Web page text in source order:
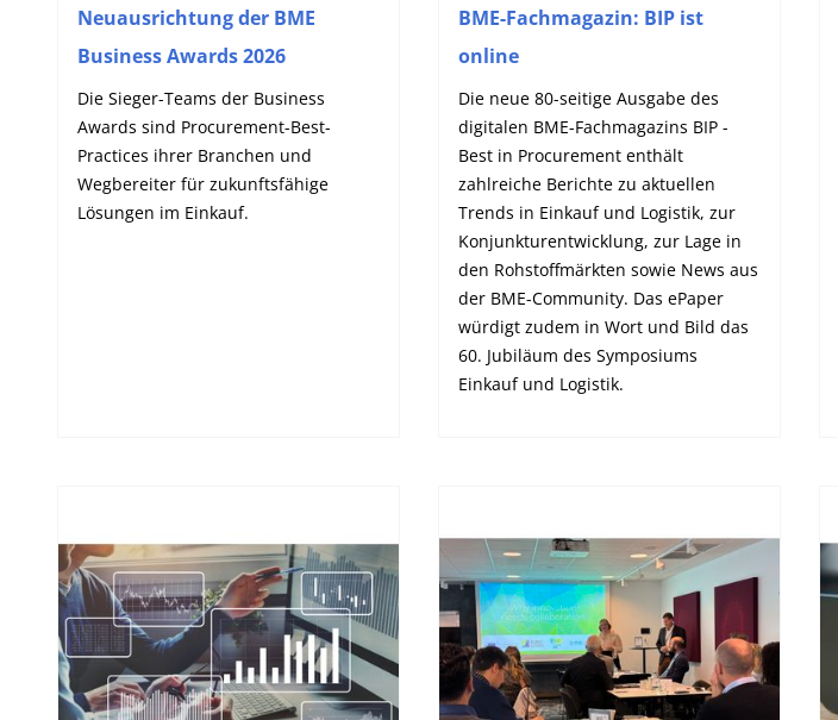
Neuausrichtung der BME
Business Awards 2026
Die Sieger-Teams der Business
Awards sind Procurement-Best-
Practices ihrer Branchen und
Wegbereiter für zukunftsfähige
Lösungen im Einkauf.
BME-Fachmagazin: BIP ist
online
Die neue 80-seitige Ausgabe des
digitalen BME-Fachmagazins BIP -
Best in Procurement enthält
zahlreiche Berichte zu aktuellen
Trends in Einkauf und Logistik, zur
Konjunkturentwicklung, zur Lage in
den Rohstoffmärkten sowie News aus
der BME-Community. Das ePaper
würdigt zudem in Wort und Bild das
60. Jubiläum des Symposiums
Einkauf und Logistik.